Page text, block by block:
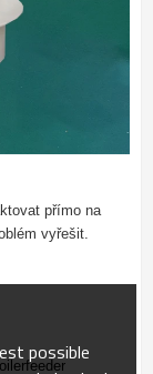
V případě jakýchkoli dotazů nás můžete kontaktovat přímo na
vyřešit.
stroje
possible